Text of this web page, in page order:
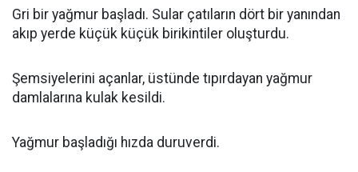
Gri bir yağmur başladı. Sular çatıların dört bir yanından
akıp yerde küçük küçük birikintiler oluşturdu.
Şemsiyelerini açanlar, üstünde tıpırdayan yağmur
damlalarına kulak kesildi.
Yağmur başladığı hızda duruverdi.